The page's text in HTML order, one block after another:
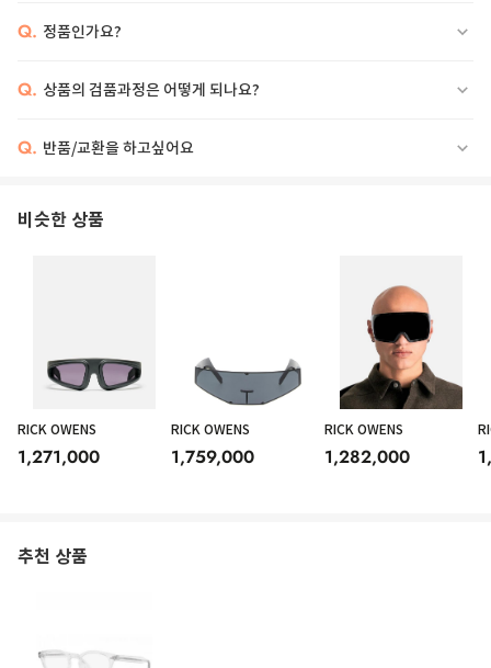
Q. 정품인가요?
Q. 상품의 검품과정은 어떻게 되나요?
Q. 반품/교환을 하고싶어요
비슷한 상품
RICK OWENS
1,271,000
RICK OWENS
1,759,000
RICK OWENS
1,282,000
추천 상품